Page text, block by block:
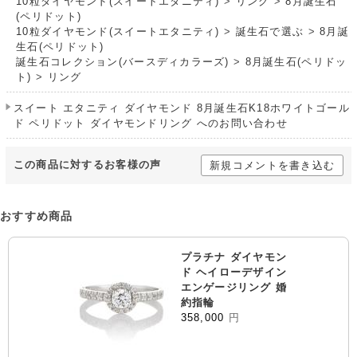
(ペリドット)
10粒ダイヤモンド(スイートエタニティ) > 誕生石で選ぶ >8月誕
生石(ペリドット)
誕生石コレクション(バースディカラーズ) > 8月誕生石(ペリドッ
ト) > リング
スイート エタニティ ダイヤモンド 8月誕生石K18ホワイトゴール
ド ペリドット ダイヤモンドリング へのお問い合わせ
この商品に対するお客様の声 新規コメントを書き込む
おすすめ商品
プラチナ ダイヤモン
ド ヘイローデザイン
エンゲージリング 婚
約指輪
358,000 円